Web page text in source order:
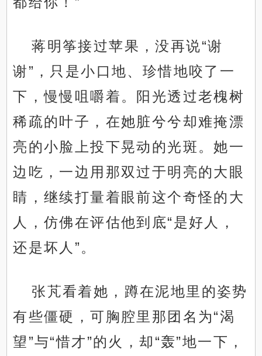
蒋明筝接过苹果，没再说“谢
谢”，只是小口地、珍惜地咬了一
下，慢慢咀嚼着。阳光透过老槐树
稀疏的叶子，在她脏兮兮却难掩漂
亮的小脸上投下晃动的光斑。她一
边吃，一边用那双过于明亮的大眼
睛，继续打量着眼前这个奇怪的大
人，仿佛在评估他到底“是好人，
还是坏人”。
张芃看着她，蹲在泥地里的姿势
有些僵硬，可胸腔里那团名为“渴
望”与“惜才”的火，却“轰”地一下，